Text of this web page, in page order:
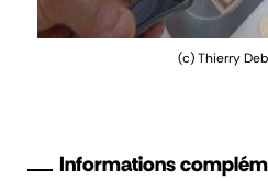
(c) Thierry
Informations